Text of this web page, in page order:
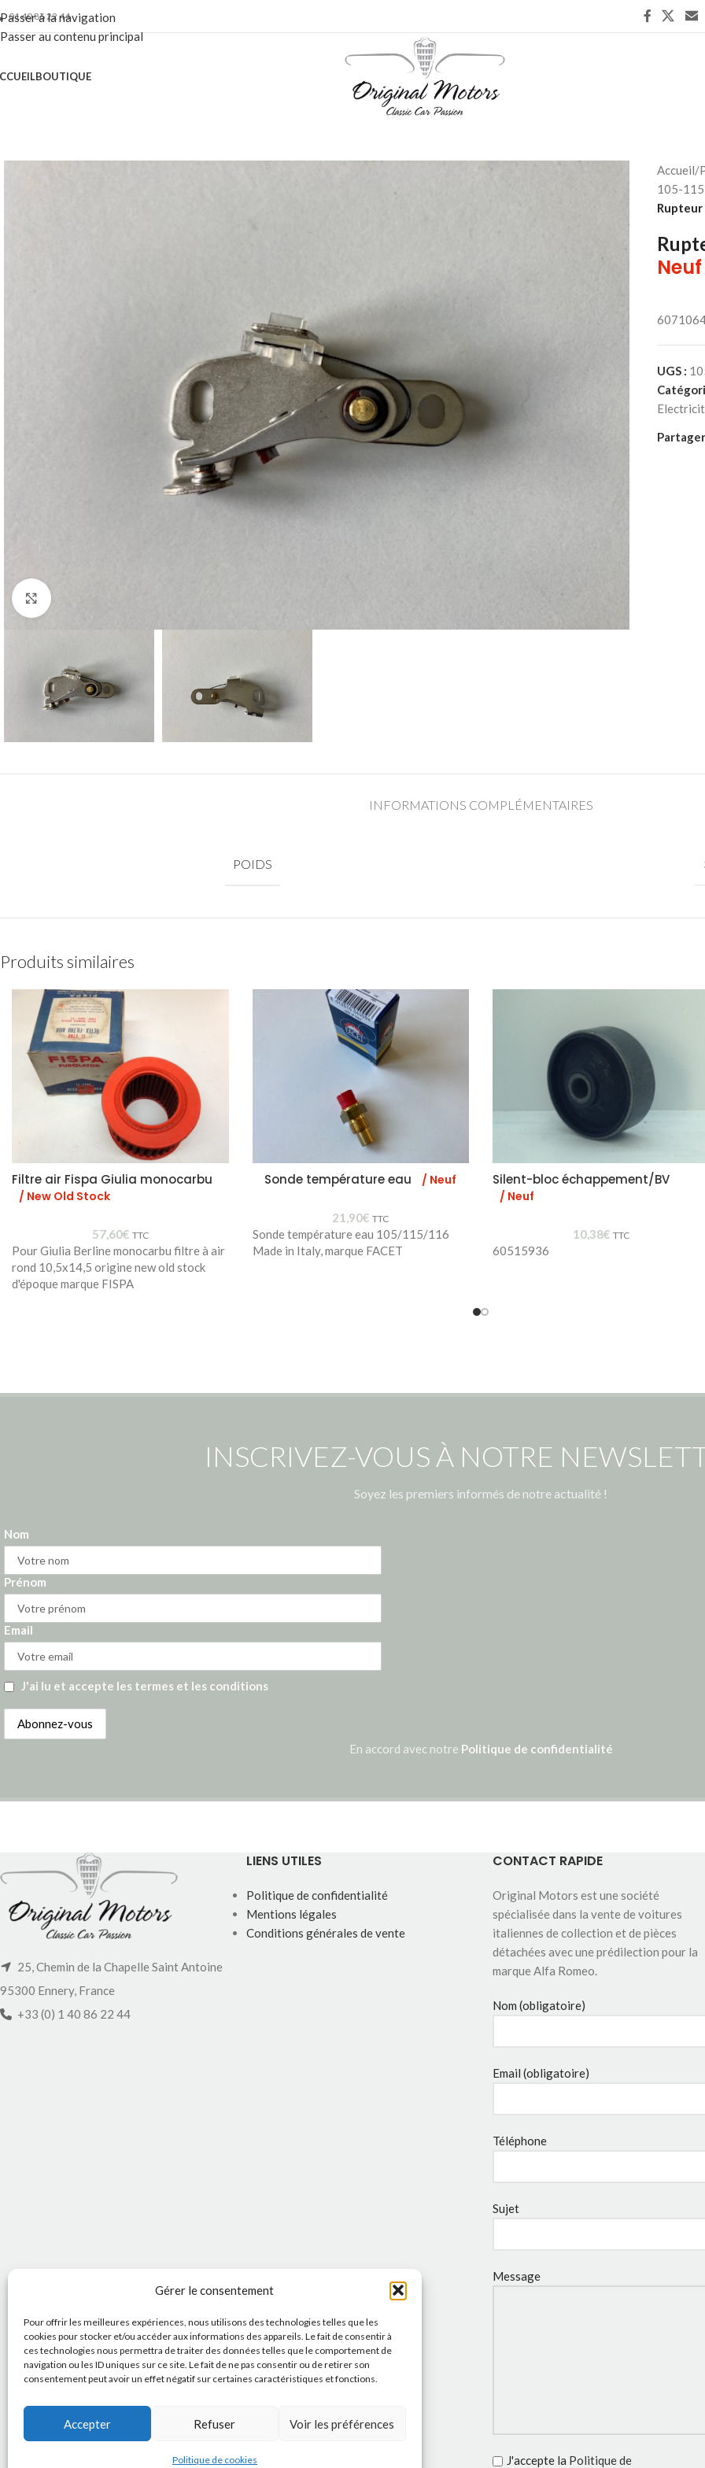
Gérer le consentement
Pour offrir les meilleures expériences, nous utilisons des technologies telles que les
cookies pour stocker et/ou accéder aux informations des appareils. Le fait de consentir à
ces technologies nous permettra de traiter des données telles que le comportement de
navigation ou les ID uniques sur ce site. Le fait de ne pas consentir ou de retirer son
consentement peut avoir un effet négatif sur certaines caractéristiques et fonctions.
Accepter Refuser Voir les préférences
Politique de cookies
Passer à la navigation
Passer au contenu principal
01 40 86 22 44
BOUTIQUE
Accueil/
105-
Rupteur
Neuf
UGS :
INFORMATIONS COMPLÉMENTAIRES
POIDS
Produits similaires
Filtre air Fispa Giulia monocarbu
/ New Old Stock
57,60€ TTC
Pour Giulia Berline monocarbu filtre à air
rond 10,5x14,5 origine new old stock
d'époque marque FISPA
Sonde température eau / Neuf
21,90€ TTC
Sonde température eau 105/115/116
Made in Italy, marque FACET
Silent-bloc échappement/BV
/ Neuf
10,38€ TTC
60515936
INSCRIVEZ-VOUS À NOTRE
Soyez les premiers informés de notre actualité !
Nom
Prénom
Email
J'ai lu et accepte les termes et les conditions
En accord avec notre Politique de confidentialité
25, Chemin de la Chapelle Saint Antoine
95300 Ennery, France
+33 (0) 1 40 86 22 44
LIENS UTILES
Politique de confidentialité
Mentions légales
Conditions générales de vente
CONTACT RAPIDE
Original Motors est une société
spécialisée dans la vente de voitures
italiennes de collection et de pièces
détachées avec une prédilection pour la
marque Alfa Romeo.
Nom (obligatoire)
Email (obligatoire)
Téléphone
Sujet
Message
J'accepte la Politique de